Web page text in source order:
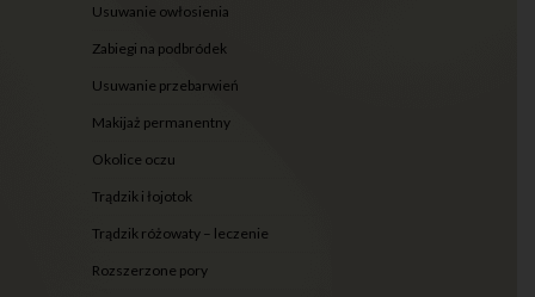
usuwanie owłosienia
zabiegi na podbródek
usuwanie przebarwień
makijaż permanentny
okolice oczu
trądzik i łojotok
trądzik różowaty – leczenie
rozszerzone pory